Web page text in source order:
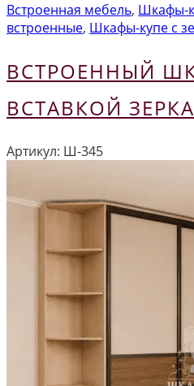
Встроенная мебель, Шкафы-
встроенные, Шкафы-купе с
ВСТРОЕННЫЙ
ВСТАВКОЙ
Артикул: Ш-345